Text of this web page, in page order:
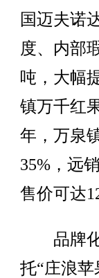
国迈夫诺
度、内部
吨，大幅
镇万千红
年，万泉
35%，远
售价可达
品牌化
托“庄浪